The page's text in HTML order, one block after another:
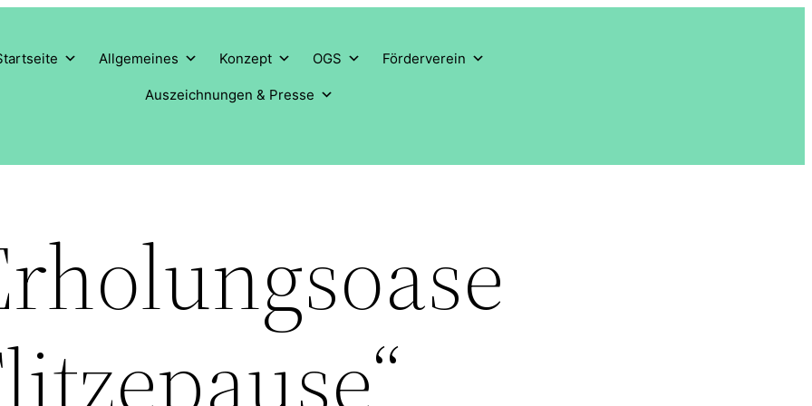
Allgemeines Konzept OGS Förderverein
Auszeichnungen & Presse